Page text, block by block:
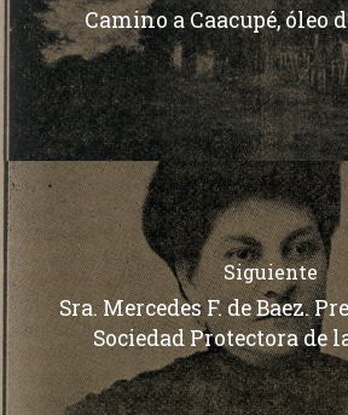
Camino a Caacupé, óleo
Siguiente
Sra. Mercedes F. de Baez.
Sociedad Protectora de